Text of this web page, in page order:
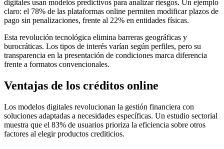
digitales usan modelos predictivos para analizar riesgos. Un ejemplo
claro: el 78% de las plataformas online permiten modificar plazos de
pago sin penalizaciones, frente al 22% en entidades físicas.
Esta revolución tecnológica elimina barreras geográficas y
burocráticas. Los tipos de interés varían según perfiles, pero su
transparencia en la presentación de condiciones marca diferencia
frente a formatos convencionales.
Ventajas de los créditos online
Los modelos digitales revolucionan la gestión financiera con
soluciones adaptadas a necesidades específicas. Un estudio sectorial
muestra que el 83% de usuarios prioriza la eficiencia sobre otros
factores al elegir productos crediticios.